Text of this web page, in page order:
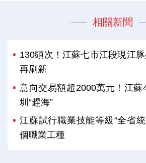
相關新聞
130頭次！江蘇七市江段現江
再刷新
意向交易額超2000萬元！江蘇
圳“趕海”
江蘇試行職業技能等級“全省
個職業工種